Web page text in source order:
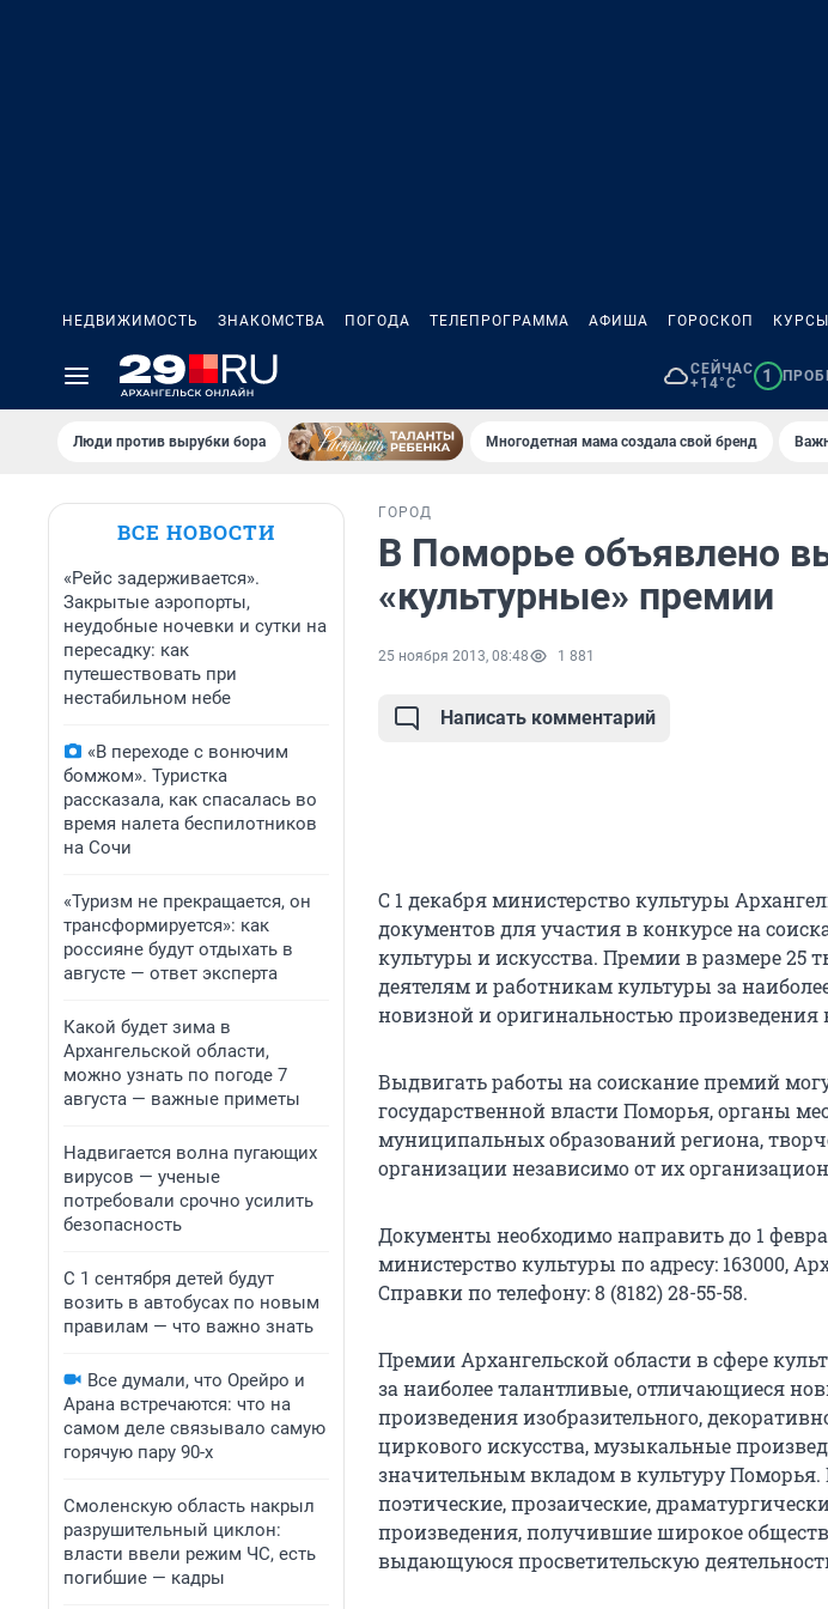
НЕДВИЖИМОСТЬ ЗНАКОМСТВА ПОГОДА ТЕЛЕПРОГРАММА АФИША ГОРОСКОП
СЕЙЧАС
+14°C
1
Люди против вырубки бора Многодетная мама создала свой бренд
ВСЕ НОВОСТИ
«Рейс задерживается».
Закрытые аэропорты,
неудобные ночевки и сутки на
пересадку: как
путешествовать при
нестабильном небе
«В переходе с вонючим
бомжом». Туристка
рассказала, как спасалась во
время налета беспилотников
на Сочи
«Туризм не прекращается, он
трансформируется»: как
россияне будут отдыхать в
августе — ответ эксперта
Какой будет зима в
Архангельской области,
можно узнать по погоде 7
августа — важные приметы
Надвигается волна пугающих
вирусов — ученые
потребовали срочно усилить
безопасность
С 1 сентября детей будут
возить в автобусах по новым
правилам — что важно знать
Все думали, что Орейро и
Арана встречаются: что на
самом деле связывало самую
горячую пару 90-х
Смоленскую область накрыл
разрушительный циклон:
власти ввели режим ЧС, есть
погибшие — кадры
ГОРОД
В Поморье объявлено
«культурные» премии
25 ноября 2013, 08:48 1 881
Написать комментарий
С 1 декабря министерство культуры
документов для участия в конкурсе на
культуры и искусства. Премии в размере 25
деятелям и работникам культуры за
новизной и оригинальностью произведения
Выдвигать работы на соискание премий
государственной власти Поморья, органы
муниципальных образований региона,
организации независимо от их
Документы необходимо направить до 1
министерство культуры по адресу: 163000,
Справки по телефону: 8 (8182) 28-55-58.
Премии Архангельской области в сфере
за наиболее талантливые, отличающиеся
произведения изобразительного,
циркового искусства, музыкальные
значительным вкладом в культуру Поморья.
поэтические, прозаические,
произведения, получившие широкое
выдающуюся просветительскую